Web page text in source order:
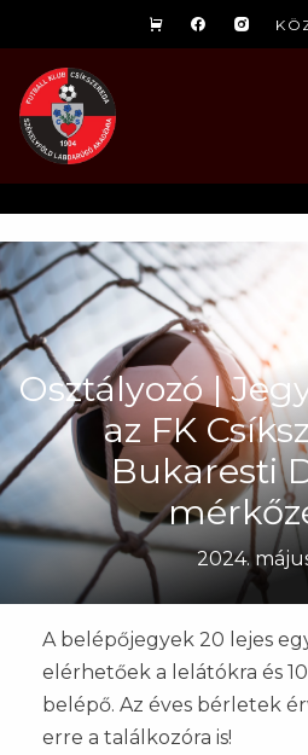
Osztályozó |
az FK
Bukaresti
2024.
A belépőjegyek 20 lejes
elérhetőek a lelátókra és
belépő. Az éves bérletek
erre a találkozóra is!